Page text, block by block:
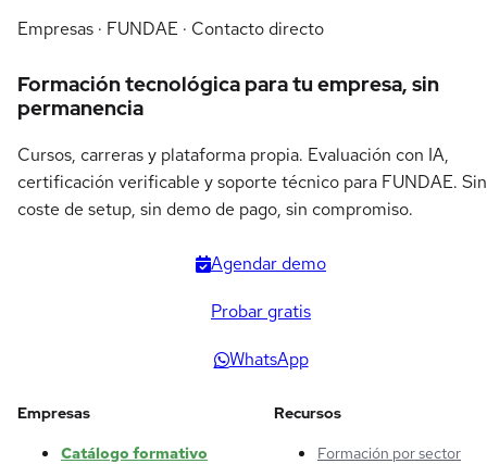
Empresas · FUNDAE · Contacto directo
Formación tecnológica para tu empresa, sin
permanencia
Cursos, carreras y plataforma propia. Evaluación con IA,
certificación verificable y soporte técnico para FUNDAE. Sin
coste de setup, sin demo de pago, sin compromiso.
Agendar demo
Probar gratis
WhatsApp
Empresas
Catálogo formativo
Recursos
Formación por sector